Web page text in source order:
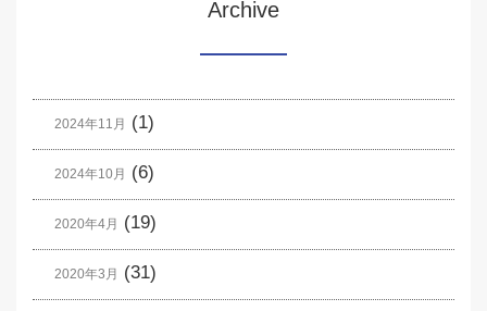
Archive
2024年11月 (1)
2024年10月 (6)
2020年4月 (19)
2020年3月 (31)